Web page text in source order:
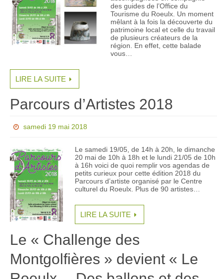
des guides de l’Office du
Tourisme du Roeulx. Un moment
mêlant à la fois la découverte du
patrimoine local et celle du travail
de plusieurs créateurs de la
région. En effet, cette balade
vous…
LIRE LA SUITE
Parcours d’Artistes 2018
samedi 19 mai 2018
Le samedi 19/05, de 14h à 20h, le dimanche
20 mai de 10h à 18h et le lundi 21/05 de 10h
à 16h voici de quoi remplir vos agendas de
petits curieux pour cette édition 2018 du
Parcours d’artiste organisé par le Centre
culturel du Roeulx. Plus de 90 artistes…
LIRE LA SUITE
Le « Challenge des
Montgolfières » devient « Le